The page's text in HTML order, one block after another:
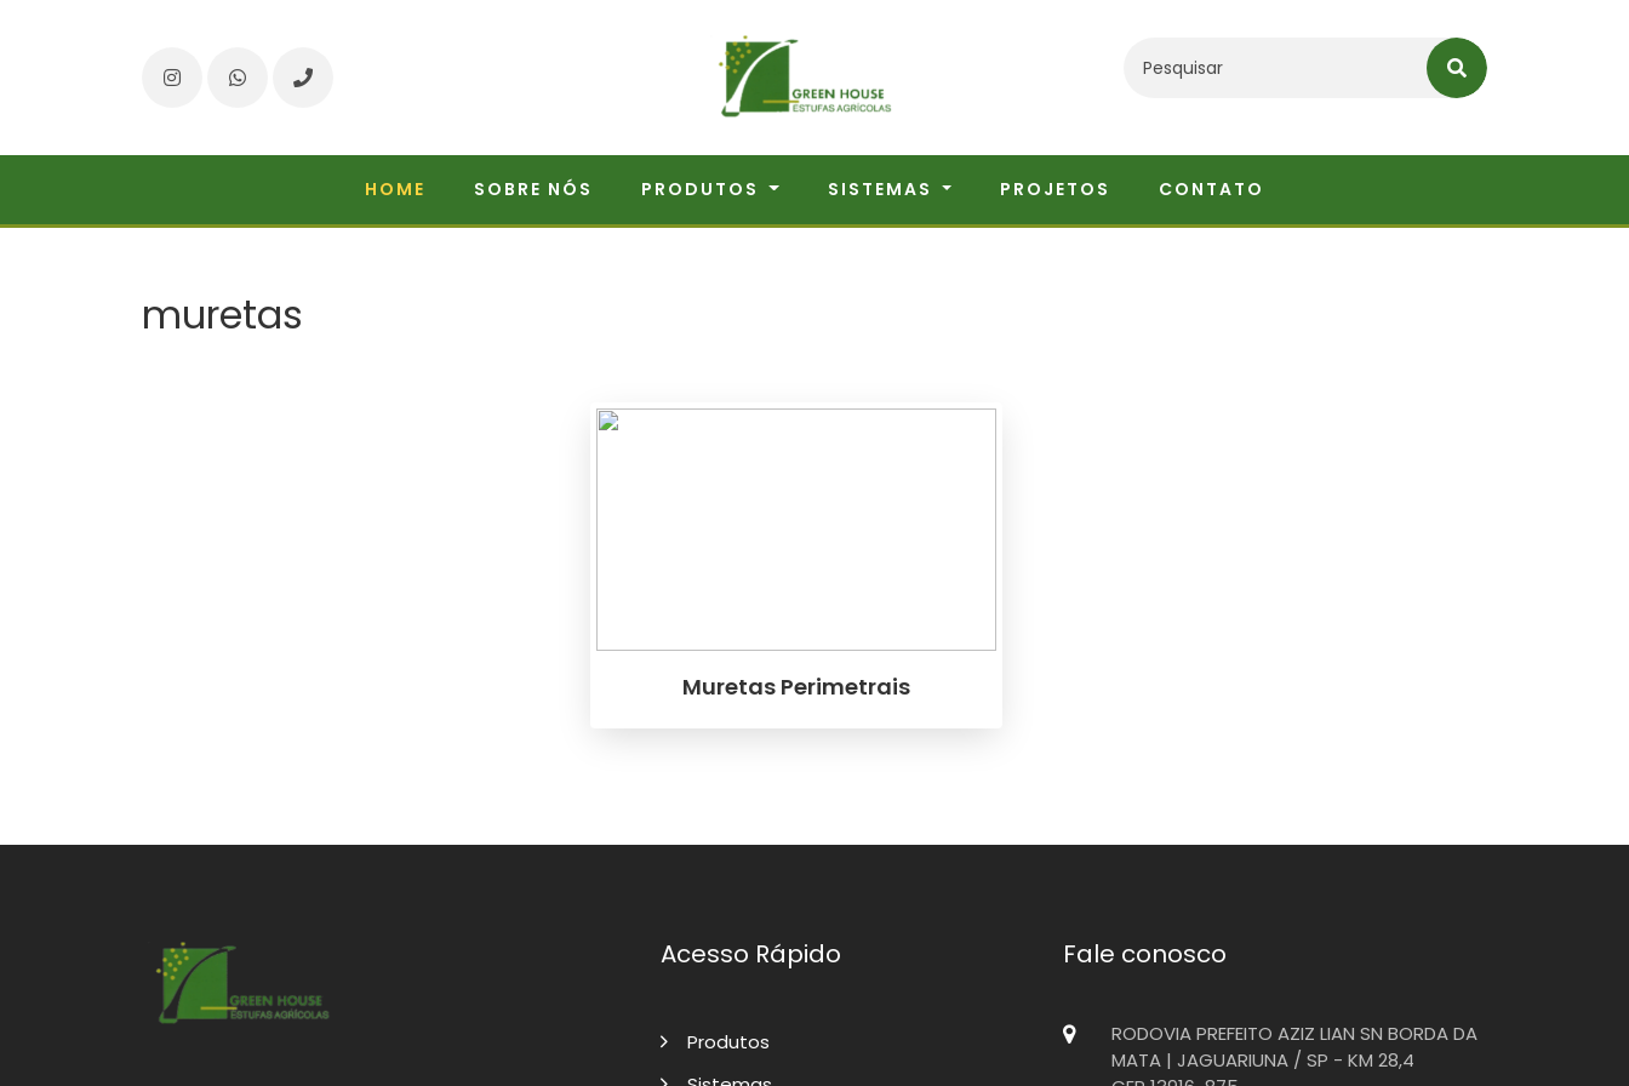
InstagramWhatsAppTelefone
HOME SOBRE NÓS PRODUTOS SISTEMAS PROJETOS CONTATO
muretas
Muretas Perimetrais
Acesso Rápido
Produtos
Fale conosco
RODOVIA PREFEITO AZIZ LIAN SN BORDA DA
MATA | JAGUARIUNA / SP - KM 28,4